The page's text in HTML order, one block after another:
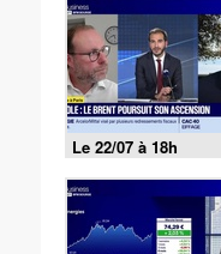
Le 22/07 à 18h